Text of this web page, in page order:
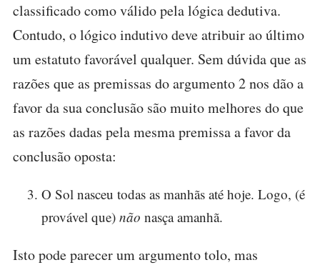
classificado como válido pela lógica dedutiva.
Contudo, o lógico indutivo deve atribuir ao último
um estatuto favorável qualquer. Sem dúvida que as
razões que as premissas do argumento 2 nos dão a
favor da sua conclusão são muito melhores do que
as razões dadas pela mesma premissa a favor da
conclusão oposta:
O Sol nasceu todas as manhãs até hoje. Logo, (é
provável que) não nasça amanhã.
Isto pode parecer um argumento tolo, mas